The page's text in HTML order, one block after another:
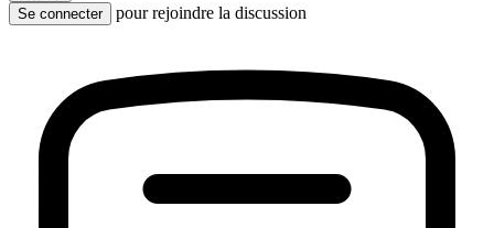
Se connecter
pour rejoindre la discussion